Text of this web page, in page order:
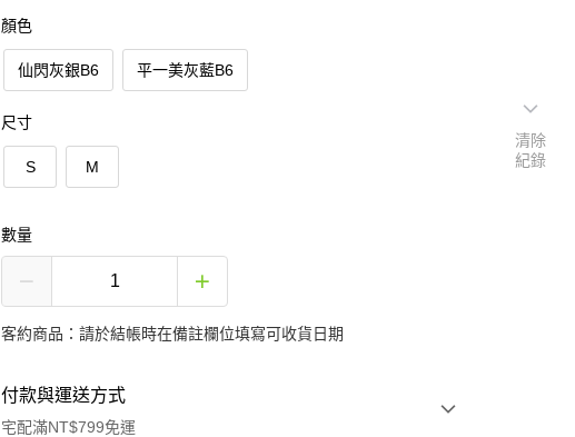
顏色
仙閃灰銀B6 平一美灰藍B6
尺寸
S M
數量
客約商品：請於結帳時在備註欄位填寫可收貨日期
付款與運送方式
宅配滿NT$799免運
清除
紀錄